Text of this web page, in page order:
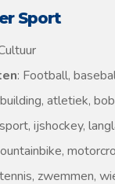
Sport
: Football,
atletiek,
ijshockey,
zwemmen,